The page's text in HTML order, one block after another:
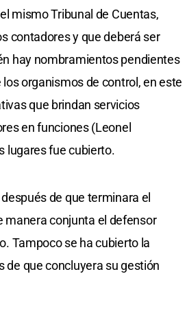
mismo Tribunal de Cuentas,
contadores y que deberá ser
hay nombramientos pendientes
los organismos de control, en este
que brindan servicios
en funciones (Leonel
lugares fue cubierto.
de que terminara el
manera conjunta el defensor
Tampoco se ha cubierto la
de que concluyera su gestión